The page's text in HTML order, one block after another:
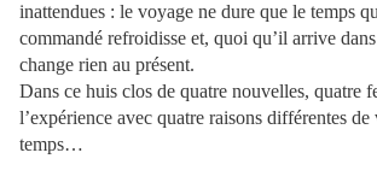
inattendues : le voyage ne dure que le temps
commandé refroidisse et, quoi qu’il arrive
change rien au présent.
Dans ce huis clos de quatre nouvelles, quatre
l’expérience avec quatre raisons différentes
temps…